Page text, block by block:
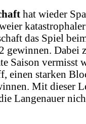
hat wieder
katastrophaler
das Spiel
gewinnen. Dabei
Saison vermisst
einen starken
Mit dieser
Langenauer